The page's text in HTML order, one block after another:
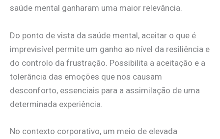
saúde mental ganharam uma maior relevância.
Do ponto de vista da saúde mental, aceitar o que é
imprevisível permite um ganho ao nível da resiliência e
do controlo da frustração. Possibilita a aceitação e a
tolerância das emoções que nos causam
desconforto, essenciais para a assimilação de uma
determinada experiência.
No contexto corporativo, um meio de elevada